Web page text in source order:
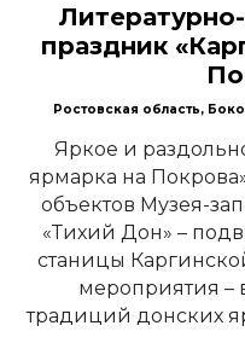
праздник
Ростовская область,
Яркое и
ярмарка на
объектов Музея-
«Тихий Дон» –
станицы
мероприятия –
традиций донских